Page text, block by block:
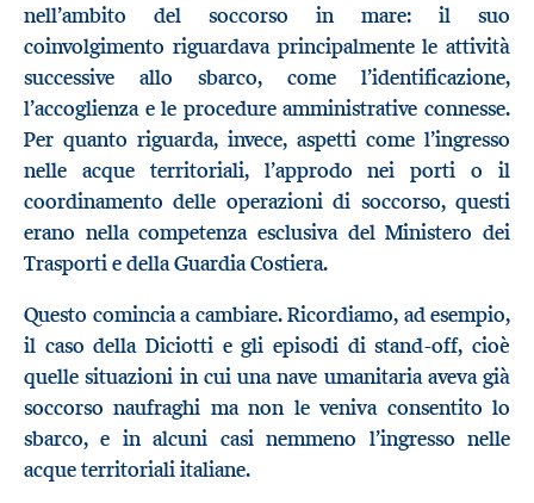
nell’ambito del soccorso in mare: il suo
coinvolgimento riguardava principalmente le attività
successive allo sbarco, come l’identificazione,
l’accoglienza e le procedure amministrative connesse.
Per quanto riguarda, invece, aspetti come l’ingresso
nelle acque territoriali, l’approdo nei porti o il
coordinamento delle operazioni di soccorso, questi
erano nella competenza esclusiva del Ministero dei
Trasporti e della Guardia Costiera.
Questo comincia a cambiare. Ricordiamo, ad esempio,
il caso della Diciotti e gli episodi di stand-off, cioè
quelle situazioni in cui una nave umanitaria aveva già
soccorso naufraghi ma non le veniva consentito lo
sbarco, e in alcuni casi nemmeno l’ingresso nelle
acque territoriali italiane.